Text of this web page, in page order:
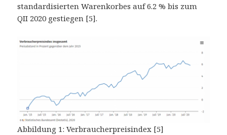
standardisierten Warenkorbes auf 6.2 % bis zum
QII 2020 gestiegen [5].
Abbildung 1: Verbraucherpreisindex [5]